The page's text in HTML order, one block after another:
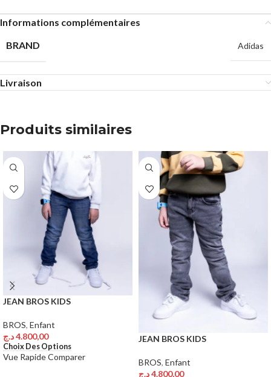
Informations complémentaires
BRAND
Adidas
Livraison
Produits similaires
JEAN BROS KIDS
BROS, Enfant
4.800,00د.ج
Choix Des Options
Vue RapideComparer
JEAN BROS KIDS
BROS, Enfant
4.800,00د.ج